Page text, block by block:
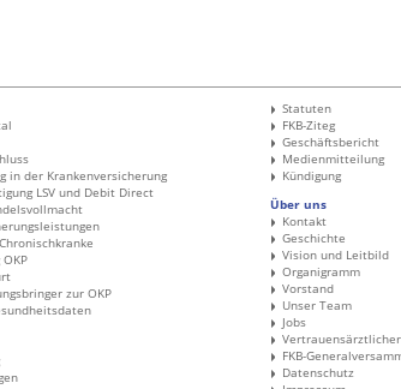
in der Krankenversicherung
LSV und Debit Direct
zur OKP
Statuten
FKB-Ziteg
Geschäftsbericht
Medienmitteilung
Kündigung
Über uns
Kontakt
Geschichte
Vision und Leitbild
Organigramm
Vorstand
Unser Team
Jobs
FKB-
Datenschutz